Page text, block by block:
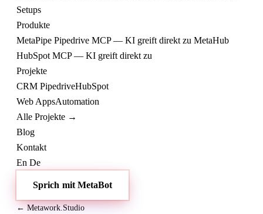
Setups
Produkte
MetaPipe Pipedrive MCP — KI greift direkt zu MetaHub
HubSpot MCP — KI greift direkt zu
Projekte
CRM PipedriveHubSpot
Web AppsAutomation
Alle Projekte →
Blog
Kontakt
En De
Sprich mit MetaBot
← Metawork.Studio